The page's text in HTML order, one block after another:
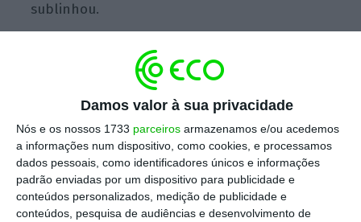
Damos valor à sua privacidade
Nós e os nossos 1733 parceiros armazenamos e/ou acedemos
a informações num dispositivo, como cookies, e processamos
dados pessoais, como identificadores únicos e informações
padrão enviadas por um dispositivo para publicidade e
conteúdos personalizados, medição de publicidade e
conteúdos, pesquisa de audiências e desenvolvimento de
sublinhou.
Prova dos 9: AR vai votar despesa que não vai ser
Ler Mais
Olíder do PSD ainda não decidiu se vai
aprovar a proposta de OE 2020— até porque
“é maior que uma lista telefónica das antigas”